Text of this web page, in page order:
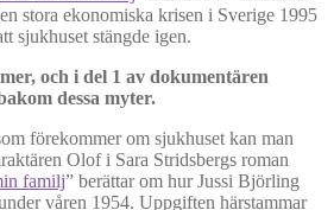
stora ekonomiska krisen i Sverige 1995
sjukhuset stängde igen.
och i del 1 av dokumentären
dessa myter.
förekommer om sjukhuset kan man
Olof i Sara Stridsbergs roman
familj” berättar om hur Jussi Björling
våren 1954. Uppgiften härstammar